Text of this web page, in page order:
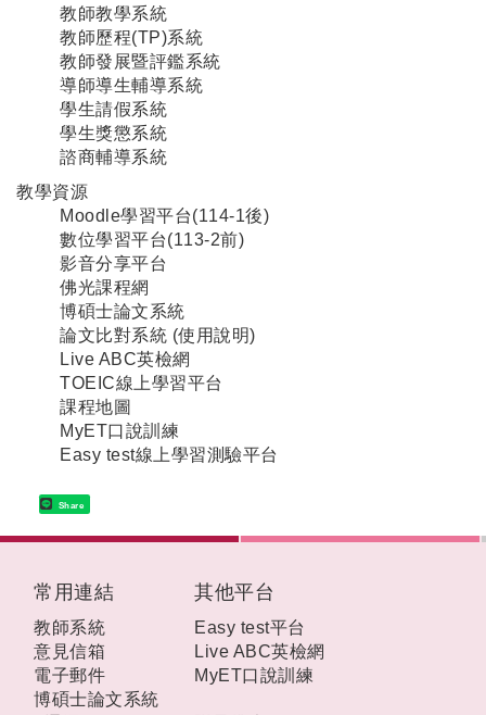
教師教學系統
教師歷程(TP)系統
教師發展暨評鑑系統
導師導生輔導系統
學生請假系統
學生獎懲系統
諮商輔導系統
教學資源
Moodle學習平台(114-1後)
數位學習平台(113-2前)
影音分享平台
佛光課程網
博碩士論文系統
論文比對系統 (使用說明)
Live ABC英檢網
TOEIC線上學習平台
課程地圖
MyET口說訓練
Easy test線上學習測驗平台
Share
常用連結
教師系統
意見信箱
電子郵件
博碩士論文系統
其他平台
Easy test平台
Live ABC英檢網
MyET口說訓練